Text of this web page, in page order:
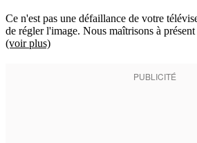
Ce n'est pas une défaillance de votre
de régler l'image. Nous maîtrisons à
(voir plus)